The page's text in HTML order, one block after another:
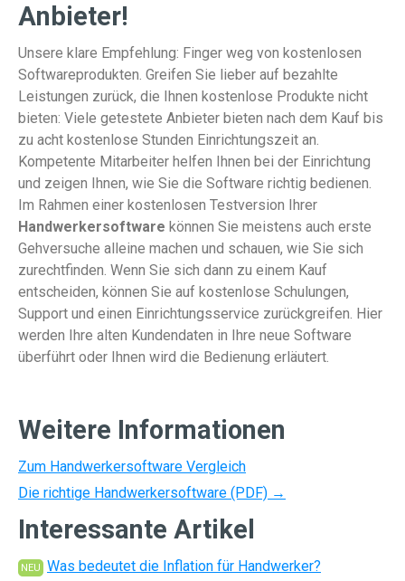
Anbieter!
Unsere klare Empfehlung: Finger weg von kostenlosen
Softwareprodukten. Greifen Sie lieber auf bezahlte
Leistungen zurück, die Ihnen kostenlose Produkte nicht
bieten: Viele getestete Anbieter bieten nach dem Kauf bis
zu acht kostenlose Stunden Einrichtungszeit an.
Kompetente Mitarbeiter helfen Ihnen bei der Einrichtung
und zeigen Ihnen, wie Sie die Software richtig bedienen.
Im Rahmen einer kostenlosen Testversion Ihrer
Handwerkersoftware können Sie meistens auch erste
Gehversuche alleine machen und schauen, wie Sie sich
zurechtfinden. Wenn Sie sich dann zu einem Kauf
entscheiden, können Sie auf kostenlose Schulungen,
Support und einen Einrichtungsservice zurückgreifen. Hier
werden Ihre alten Kundendaten in Ihre neue Software
überführt oder Ihnen wird die Bedienung erläutert.
Weitere Informationen
Zum Handwerkersoftware Vergleich
Die richtige Handwerkersoftware (PDF) →
Interessante Artikel
NEU Was bedeutet die Inflation für Handwerker?